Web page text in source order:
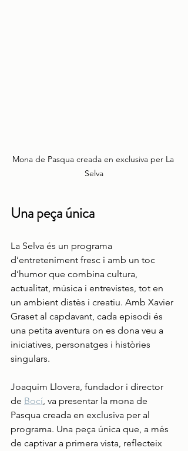
Mona de Pasqua creada en exclusiva per La
Selva
Una peça única
La Selva és un programa
d’entreteniment fresc i amb un toc
d’humor que combina cultura,
actualitat, música i entrevistes, tot en
un ambient distès i creatiu. Amb Xavier
Graset al capdavant, cada episodi és
una petita aventura on es dona veu a
iniciatives, personatges i històries
singulars.
Joaquim Llovera, fundador i director
de Bocí, va presentar la mona de
Pasqua creada en exclusiva per al
programa. Una peça única que, a més
de captivar a primera vista, reflecteix